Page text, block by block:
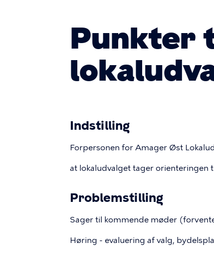
Punkter
Indstilling
Forpersonen for Amager Øst
at lokaludvalget tager orienteringen
Problemstilling
Sager til kommende møder
Høring - evaluering af valg,